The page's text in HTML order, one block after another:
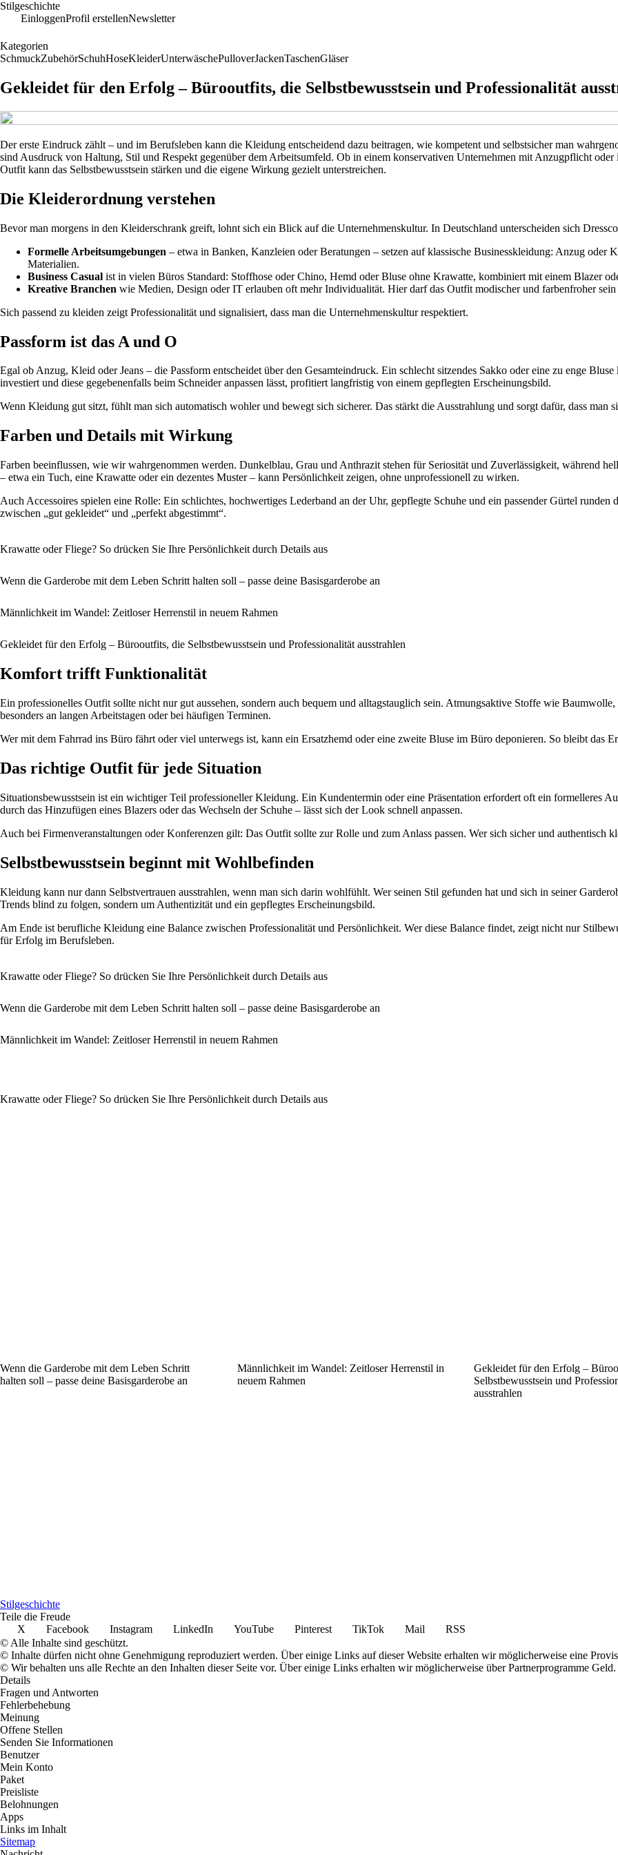
Stilgeschichte
EinloggenProfil erstellenNewsletter
Kategorien
SchmuckZubehörSchuhHoseKleiderUnterwäschePulloverJackenTaschenGläser
Gekleidet für den Erfolg – Bürooutfits, die Selbstbewusstsein und Professionalität
Der erste Eindruck zählt – und im Berufsleben kann die Kleidung entscheidend dazu beitragen, wie kompetent und selbstsicher man
sind Ausdruck von Haltung, Stil und Respekt gegenüber dem Arbeitsumfeld. Ob in einem konservativen Unternehmen mit Anzugpflicht
Outfit kann das Selbstbewusstsein stärken und die eigene Wirkung gezielt unterstreichen.
Die Kleiderordnung verstehen
Bevor man morgens in den Kleiderschrank greift, lohnt sich ein Blick auf die Unternehmenskultur. In Deutschland unterscheiden sich
Formelle Arbeitsumgebungen – etwa in Banken, Kanzleien oder Beratungen – setzen auf klassische Businesskleidung: Anzug oder
Materialien.
Business Casual ist in vielen Büros Standard: Stoffhose oder Chino, Hemd oder Bluse ohne Krawatte, kombiniert mit einem Blazer
Kreative Branchen wie Medien, Design oder IT erlauben oft mehr Individualität. Hier darf das Outfit modischer und farbenfroher
Sich passend zu kleiden zeigt Professionalität und signalisiert, dass man die Unternehmenskultur respektiert.
Passform ist das A und O
Egal ob Anzug, Kleid oder Jeans – die Passform entscheidet über den Gesamteindruck. Ein schlecht sitzendes Sakko oder eine zu enge
investiert und diese gegebenenfalls beim Schneider anpassen lässt, profitiert langfristig von einem gepflegten Erscheinungsbild.
Wenn Kleidung gut sitzt, fühlt man sich automatisch wohler und bewegt sich sicherer. Das stärkt die Ausstrahlung und sorgt dafür, dass
Farben und Details mit Wirkung
Farben beeinflussen, wie wir wahrgenommen werden. Dunkelblau, Grau und Anthrazit stehen für Seriosität und Zuverlässigkeit, während
– etwa ein Tuch, eine Krawatte oder ein dezentes Muster – kann Persönlichkeit zeigen, ohne unprofessionell zu wirken.
Auch Accessoires spielen eine Rolle: Ein schlichtes, hochwertiges Lederband an der Uhr, gepflegte Schuhe und ein passender Gürtel
zwischen „gut gekleidet“ und „perfekt abgestimmt“.
Krawatte oder Fliege? So drücken Sie Ihre Persönlichkeit durch Details aus
Wenn die Garderobe mit dem Leben Schritt halten soll – passe deine Basisgarderobe an
Männlichkeit im Wandel: Zeitloser Herrenstil in neuem Rahmen
Gekleidet für den Erfolg – Bürooutfits, die Selbstbewusstsein und Professionalität ausstrahlen
Komfort trifft Funktionalität
Ein professionelles Outfit sollte nicht nur gut aussehen, sondern auch bequem und alltagstauglich sein. Atmungsaktive Stoffe wie
besonders an langen Arbeitstagen oder bei häufigen Terminen.
Wer mit dem Fahrrad ins Büro fährt oder viel unterwegs ist, kann ein Ersatzhemd oder eine zweite Bluse im Büro deponieren. So bleibt das
Das richtige Outfit für jede Situation
Situationsbewusstsein ist ein wichtiger Teil professioneller Kleidung. Ein Kundentermin oder eine Präsentation erfordert oft ein formelleres
durch das Hinzufügen eines Blazers oder das Wechseln der Schuhe – lässt sich der Look schnell anpassen.
Auch bei Firmenveranstaltungen oder Konferenzen gilt: Das Outfit sollte zur Rolle und zum Anlass passen. Wer sich sicher und authentisch
Selbstbewusstsein beginnt mit Wohlbefinden
Kleidung kann nur dann Selbstvertrauen ausstrahlen, wenn man sich darin wohlfühlt. Wer seinen Stil gefunden hat und sich in seiner
Trends blind zu folgen, sondern um Authentizität und ein gepflegtes Erscheinungsbild.
Am Ende ist berufliche Kleidung eine Balance zwischen Professionalität und Persönlichkeit. Wer diese Balance findet, zeigt nicht nur
für Erfolg im Berufsleben.
Krawatte oder Fliege? So drücken Sie Ihre Persönlichkeit durch Details aus
Wenn die Garderobe mit dem Leben Schritt halten soll – passe deine Basisgarderobe an
Männlichkeit im Wandel: Zeitloser Herrenstil in neuem Rahmen
Krawatte oder Fliege? So drücken Sie Ihre Persönlichkeit durch Details aus
Wenn die Garderobe mit dem Leben Schritt
halten soll – passe deine Basisgarderobe an
Männlichkeit im Wandel: Zeitloser Herrenstil in
neuem Rahmen
Gekleidet für den Erfolg –
Selbstbewusstsein und
ausstrahlen
Stilgeschichte
Teile die Freude
X
Facebook Instagram LinkedIn YouTube Pinterest TikTok Mail
RSS
© Alle Inhalte sind geschützt.
© Inhalte dürfen nicht ohne Genehmigung reproduziert werden. Über einige Links auf dieser Website erhalten wir möglicherweise eine
© Wir behalten uns alle Rechte an den Inhalten dieser Seite vor. Über einige Links erhalten wir möglicherweise über Partnerprogramme
Details
Fragen und Antworten
Fehlerbehebung
Meinung
Offene Stellen
Senden Sie Informationen
Benutzer
Mein Konto
Paket
Preisliste
Belohnungen
Apps
Links im Inhalt
Sitemap